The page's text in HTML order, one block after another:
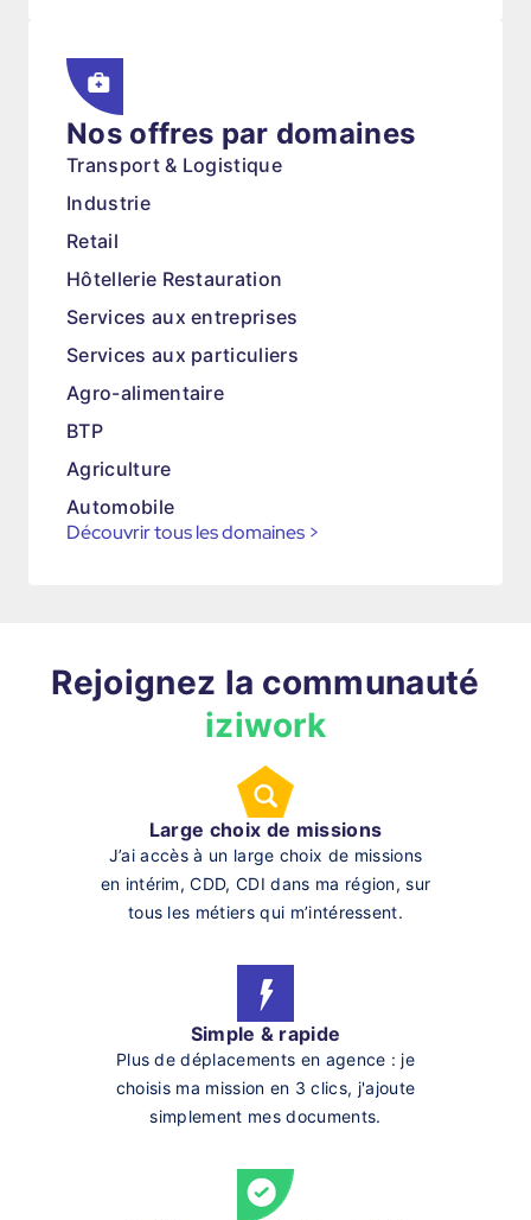
Nos offres par domaines
Transport & Logistique
Industrie
Retail
Hôtellerie Restauration
Services aux entreprises
Services aux particuliers
Agro-alimentaire
BTP
Agriculture
Automobile
Découvrir tous les domaines >
Rejoignez la communauté
iziwork
Large choix de missions
J’ai accès à un large choix de missions
en intérim, CDD, CDI dans ma région, sur
tous les métiers qui m’intéressent.
Simple & rapide
Plus de déplacements en agence : je
choisis ma mission en 3 clics, j'ajoute
simplement mes documents.